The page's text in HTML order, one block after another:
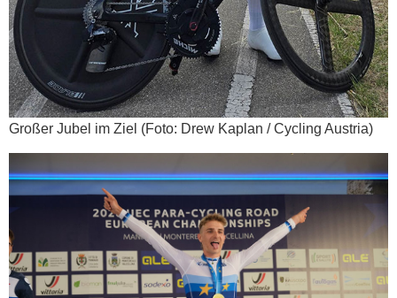
Großer Jubel im Ziel (Foto: Drew Kaplan / Cycling Austria)